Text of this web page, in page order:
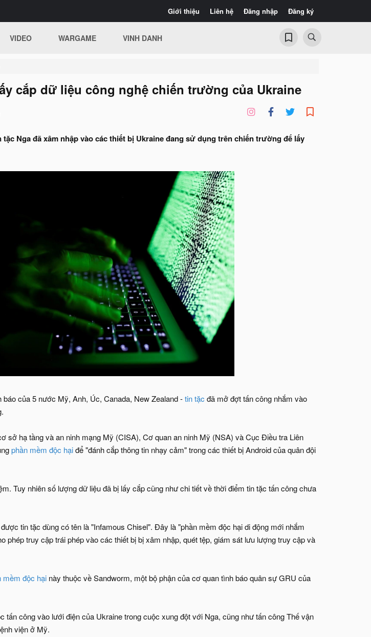
Giới thiệu Liên hệ Đăng nhập Đăng ký
VIDEO WARGAME VINH DANH
cắp dữ liệu công nghệ chiến trường của Ukraine
Nga đã xâm nhập vào các thiết bị Ukraine đang sử dụng trên chiến trường để lấy
của 5 nước Mỹ, Anh, Úc, Canada, New Zealand -tin tặc đã mở đợt tấn công nhắm vào
sở hạ tầng và an ninh mạng Mỹ (CISA), Cơ quan an ninh Mỹ (NSA) và Cục Điều tra Liên
phần mềm độc hạiđể "đánh cắp thông tin nhạy cảm" trong các thiết bị Android của quân đội
Tuy nhiên số lượng dữ liệu đã bị lấy cắp cũng như chi tiết về thời điểm tin tặc tấn công chưa
tin tặc dùng có tên là "Infamous Chisel". Đây là "phần mềm độc hại di động mới nhắm
phép truy cập trái phép vào các thiết bị bị xâm nhập, quét tệp, giám sát lưu lượng truy cập và
mềm độc hại này thuộc về Sandworm, một bộ phận của cơ quan tình báo quân sự GRU của
công vào lưới điện của Ukraine trong cuộc xung đột với Nga, cũng như tấn công Thế vận
viện ở Mỹ.